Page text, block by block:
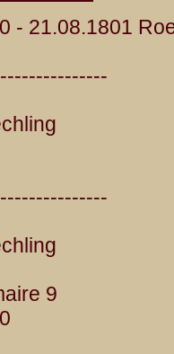
- 21.08.1801
9